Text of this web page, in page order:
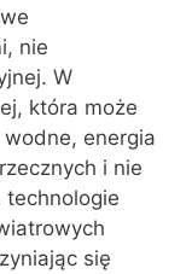
nie
W
która może
energia
i nie
technologie
się